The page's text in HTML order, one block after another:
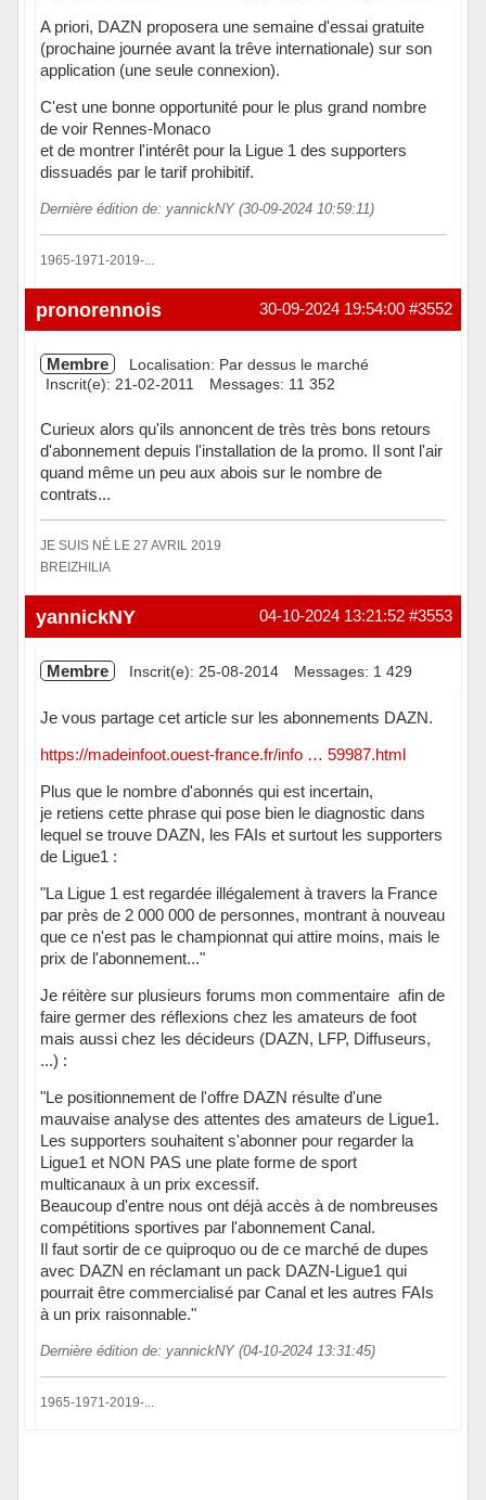
A priori, DAZN proposera une semaine d'essai gratuite
(prochaine journée avant la trêve internationale) sur son
application (une seule connexion).
C'est une bonne opportunité pour le plus grand nombre
de voir Rennes-Monaco
et de montrer l'intérêt pour la Ligue 1 des supporters
dissuadés par le tarif prohibitif.
Dernière édition de: yannickNY (30-09-2024 10:59:11)
1965-1971-2019-...
Hors ligne #3552
30-09-2024 19:54:00
pronorennois
Membre
Localisation: Par dessus le marché
Inscrit(e): 21-02-2011
Messages: 11 352
Curieux alors qu'ils annoncent de très très bons retours
d'abonnement depuis l'installation de la promo. Il sont l'air
quand même un peu aux abois sur le nombre de
contrats...
JE SUIS NÉ LE 27 AVRIL 2019
BREIZHILIA
Hors ligne #3553
04-10-2024 13:21:52
yannickNY
Membre Inscrit(e): 25-08-2014 Messages: 1 429
Je vous partage cet article sur les abonnements DAZN.
https://madeinfoot.ouest-france.fr/info … 59987.html
Plus que le nombre d'abonnés qui est incertain,
je retiens cette phrase qui pose bien le diagnostic dans
lequel se trouve DAZN, les FAIs et surtout les supporters
de Ligue1 :
"La Ligue 1 est regardée illégalement à travers la France
par près de 2 000 000 de personnes, montrant à nouveau
que ce n'est pas le championnat qui attire moins, mais le
prix de l'abonnement..."
Je réitère sur plusieurs forums mon commentaire afin de
faire germer des réflexions chez les amateurs de foot
mais aussi chez les décideurs (DAZN, LFP, Diffuseurs,
...) :
"Le positionnement de l'offre DAZN résulte d'une
mauvaise analyse des attentes des amateurs de Ligue1.
Les supporters souhaitent s'abonner pour regarder la
Ligue1 et NON PAS une plate forme de sport
multicanaux à un prix excessif.
Beaucoup d'entre nous ont déjà accès à de nombreuses
compétitions sportives par l'abonnement Canal.
Il faut sortir de ce quiproquo ou de ce marché de dupes
avec DAZN en réclamant un pack DAZN-Ligue1 qui
pourrait être commercialisé par Canal et les autres FAIs
à un prix raisonnable."
Dernière édition de: yannickNY (04-10-2024 13:31:45)
1965-1971-2019-...